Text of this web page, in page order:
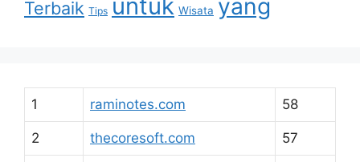
Terbaik Tips untuk Wisata yang
1 raminotes.com 58
2 thecoresoft.com 57